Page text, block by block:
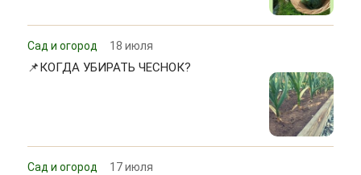
Сад и огород 18 июля
📌КОГДА УБИРАТЬ ЧЕСНОК?
Сад и огород 17 июля